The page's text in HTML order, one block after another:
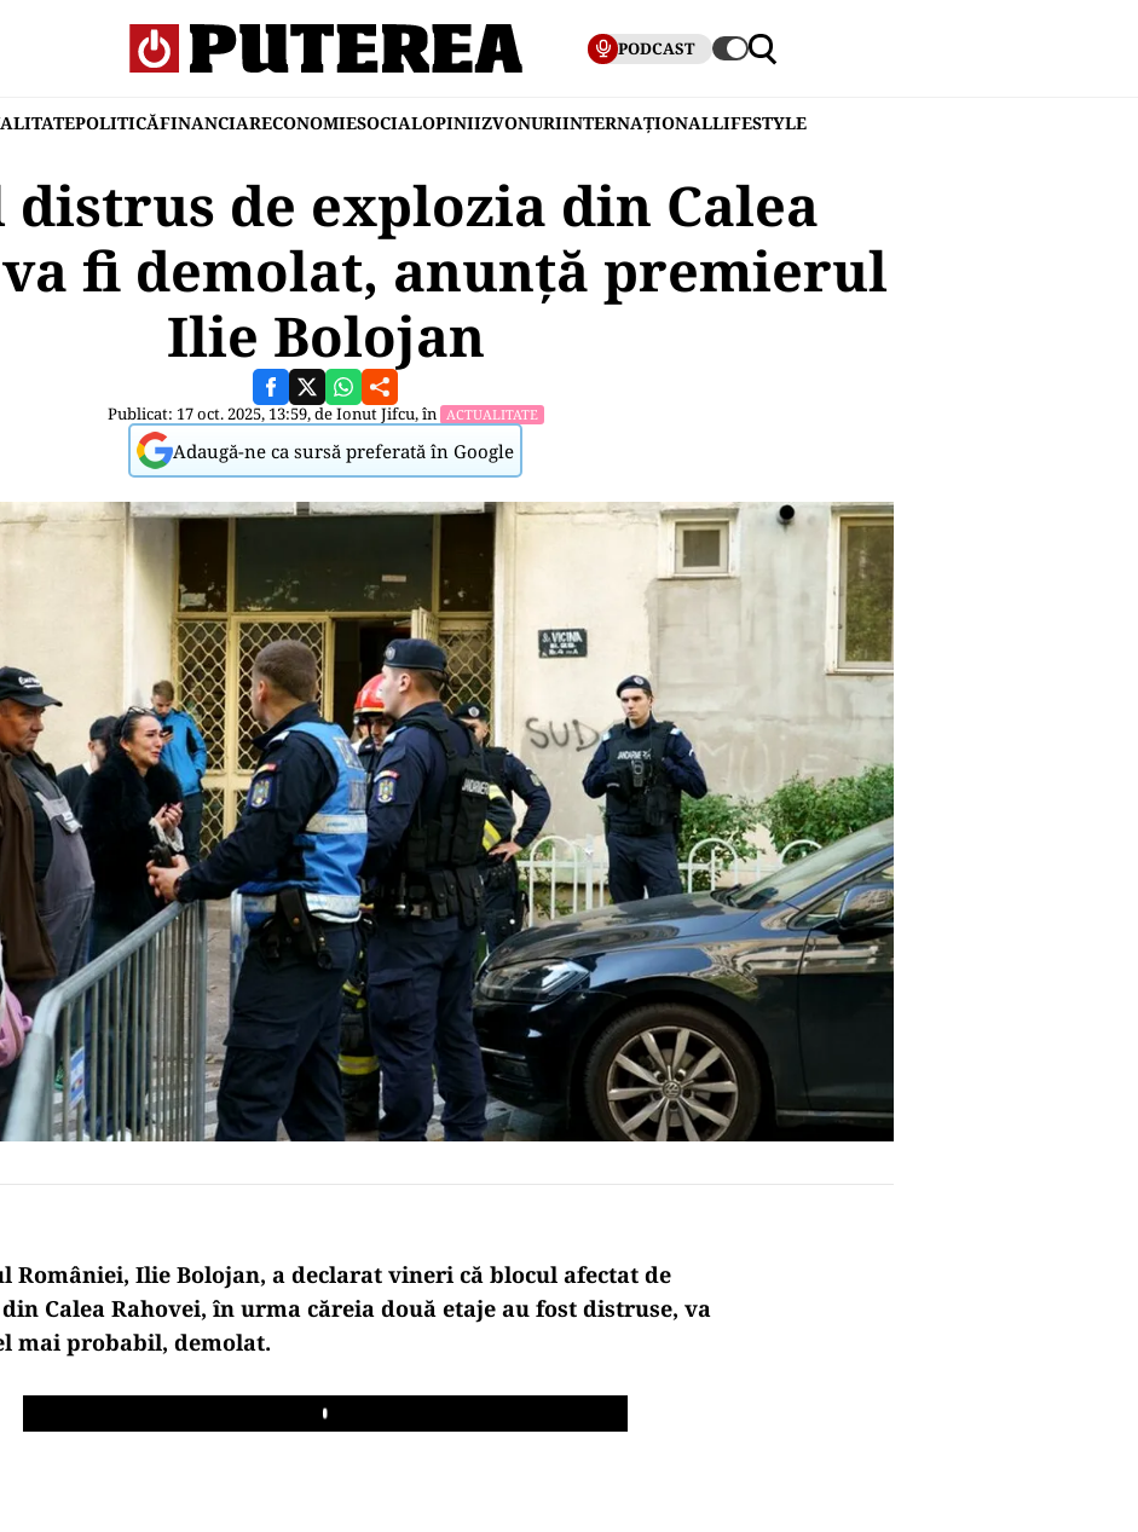
PODCAST
POLITICĂFINANCIARECONOMIESOCIALOPINIIZVONURIINTERNAȚIONALLIFESTYLE
distrus de explozia din Calea
fi demolat, anunță premierul
Ilie Bolojan
Publicat: 17 oct. 2025, 13:59, deIonut Jifcu, în ACTUALITATE
Adaugă-ne ca sursă preferată în Google
României, Ilie Bolojan, a declarat vineri că blocul afectat de
Calea Rahovei, în urma căreia două etaje au fost distruse, va
mai probabil, demolat.
Play